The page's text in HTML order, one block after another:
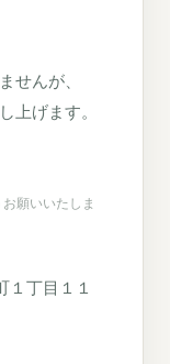
せんが、
上げます。
願いいたしま
１丁目１１